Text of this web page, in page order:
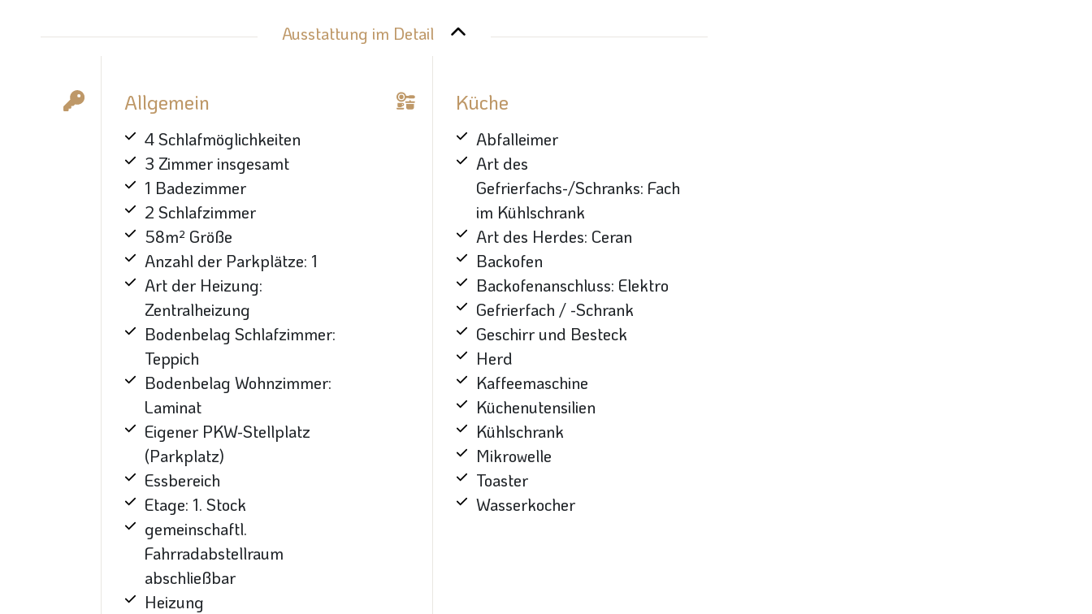
Ausstattung im Detail
Allgemein
4 Schlafmöglichkeiten
3 Zimmer insgesamt
1 Badezimmer
2 Schlafzimmer
58m² Größe
Anzahl der Parkplätze: 1
Art der Heizung:
Zentralheizung
Bodenbelag Schlafzimmer:
Teppich
Bodenbelag Wohnzimmer:
Laminat
Eigener PKW-Stellplatz
(Parkplatz)
Essbereich
Etage: 1. Stock
gemeinschaftl.
Fahrradabstellraum
abschließbar
Heizung
Küche
Abfalleimer
Art des
Gefrierfachs-/Schranks: Fach
im Kühlschrank
Art des Herdes: Ceran
Backofen
Backofenanschluss: Elektro
Gefrierfach / -Schrank
Geschirr und Besteck
Herd
Kaffeemaschine
Küchenutensilien
Kühlschrank
Mikrowelle
Toaster
Wasserkocher